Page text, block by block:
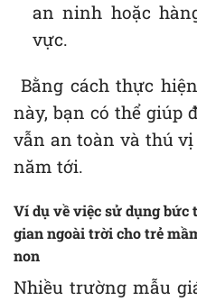
an ninh hoặc
vực.
Bằng cách thực
này, bạn có thể giúp
vẫn an toàn và thú
năm tới.
Ví dụ về việc sử dụng
gian ngoài trời cho trẻ
non
Nhiều trường mẫu